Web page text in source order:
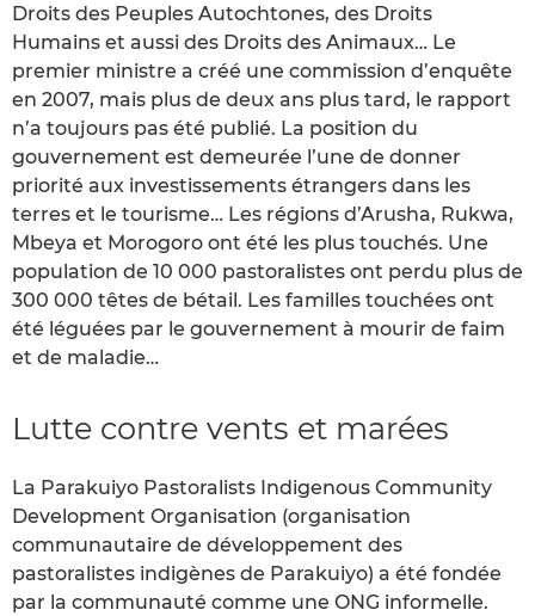
Droits des Peuples Autochtones, des Droits
Humains et aussi des Droits des Animaux… Le
premier ministre a créé une commission d’enquête
en 2007, mais plus de deux ans plus tard, le rapport
n’a toujours pas été publié. La position du
gouvernement est demeurée l’une de donner
priorité aux investissements étrangers dans les
terres et le tourisme… Les régions d’Arusha, Rukwa,
Mbeya et Morogoro ont été les plus touchés. Une
population de 10 000 pastoralistes ont perdu plus de
300 000 têtes de bétail. Les familles touchées ont
été léguées par le gouvernement à mourir de faim
et de maladie…
Lutte contre vents et marées
La Parakuiyo Pastoralists Indigenous Community
Development Organisation (organisation
communautaire de développement des
pastoralistes indigènes de Parakuiyo) a été fondée
par la communauté comme une ONG informelle.